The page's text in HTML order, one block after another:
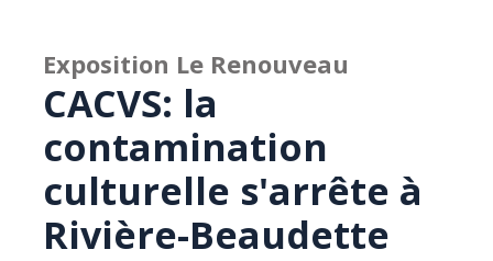
Exposition Le Renouveau
CACVS: la
contamination
culturelle s'arrête à
Rivière-Beaudette